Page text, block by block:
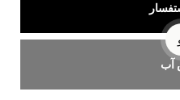
آب